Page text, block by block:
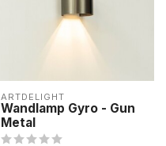
ARTDELIGHT
Wandlamp Gyro - Gun
Metal